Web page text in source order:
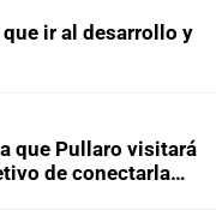
Parque Garay
asaltar y golpear a
ir al desarrollo y
que Pullaro visitará
de conectarla